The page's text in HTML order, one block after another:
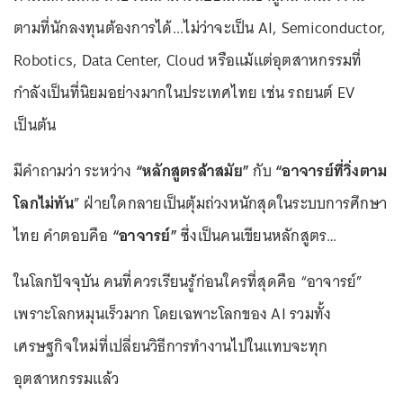
ตามที่นักลงทุนต้องการได้...ไม่ว่าจะเป็น AI, Semiconductor,
Robotics, Data Center, Cloud หรือแม้แต่อุตสาหกรรมที่
กำลังเป็นที่นิยมอย่างมากในประเทศไทย เช่น รถยนต์ EV
เป็นต้น
มีคำถามว่า ระหว่าง “หลักสูตรล้าสมัย”กับ “อาจารย์ที่วิ่งตาม
โลกไม่ทัน” ฝ่ายใดกลายเป็นตุ้มถ่วงหนักสุดในระบบการศึกษา
ไทย คำตอบคือ “อาจารย์”ซึ่งเป็นคนเขียนหลักสูตร…
ในโลกปัจจุบัน คนที่ควรเรียนรู้ก่อนใครที่สุดคือ “อาจารย์”
เพราะโลกหมุนเร็วมาก โดยเฉพาะโลกของ AI รวมทั้ง
เศรษฐกิจใหม่ที่เปลี่ยนวิธีการทำงานไปในแทบจะทุก
อุตสาหกรรมแล้ว